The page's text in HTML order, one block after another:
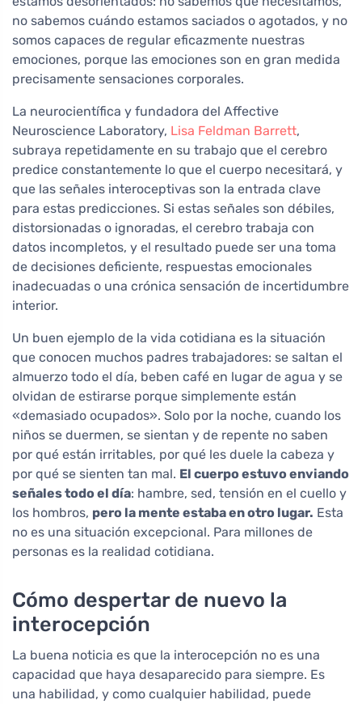
no sabemos cuándo estamos saciados o agotados, y no
somos capaces de regular eficazmente nuestras
emociones, porque las emociones son en gran medida
precisamente sensaciones corporales.
La neurocientífica y fundadora del Affective
Neuroscience Laboratory, Lisa Feldman Barrett,
subraya repetidamente en su trabajo que el cerebro
predice constantemente lo que el cuerpo necesitará, y
que las señales interoceptivas son la entrada clave
para estas predicciones. Si estas señales son débiles,
distorsionadas o ignoradas, el cerebro trabaja con
datos incompletos, y el resultado puede ser una toma
de decisiones deficiente, respuestas emocionales
inadecuadas o una crónica sensación de incertidumbre
interior.
Un buen ejemplo de la vida cotidiana es la situación
que conocen muchos padres trabajadores: se saltan el
almuerzo todo el día, beben café en lugar de agua y se
olvidan de estirarse porque simplemente están
«demasiado ocupados». Solo por la noche, cuando los
niños se duermen, se sientan y de repente no saben
por qué están irritables, por qué les duele la cabeza y
por qué se sienten tan mal. El cuerpo estuvo enviando
señales todo el día: hambre, sed, tensión en el cuello y
los hombros, pero la mente estaba en otro lugar. Esta
no es una situación excepcional. Para millones de
personas es la realidad cotidiana.
Cómo despertar de nuevo la
interocepción
La buena noticia es que la interocepción no es una
capacidad que haya desaparecido para siempre. Es
una habilidad, y como cualquier habilidad, puede